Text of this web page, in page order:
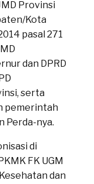
Provinsi
Kota
pasal 271
dan DPRD
serta
pemerintah
Perda-nya.
di
FK UGM
dan